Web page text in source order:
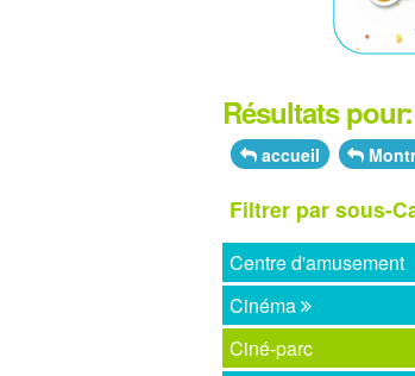
Résultats pour:
accueil
Filtrer par sous-
Centre d'amusement
Cinéma
Ciné-parc